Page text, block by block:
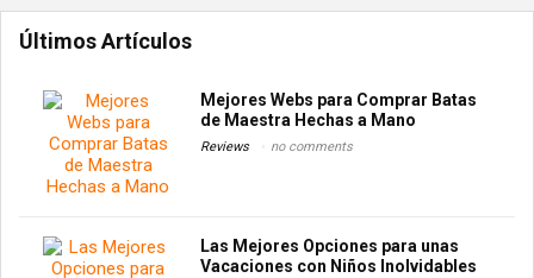
Últimos Artículos
Mejores Webs para Comprar Batas
de Maestra Hechas a Mano
Reviews no comments
Las Mejores Opciones para unas
Vacaciones con Niños Inolvidables